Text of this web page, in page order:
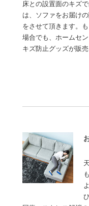
床との設置面のキズ
は、ソファをお届け
をさせて頂きます。
場合でも、ホームセ
キズ防止グッズが販